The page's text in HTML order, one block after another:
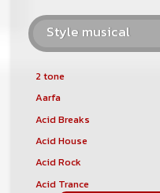
Style musical
2 tone
Aarfa
Acid Breaks
Acid House
Acid Rock
Acid Trance